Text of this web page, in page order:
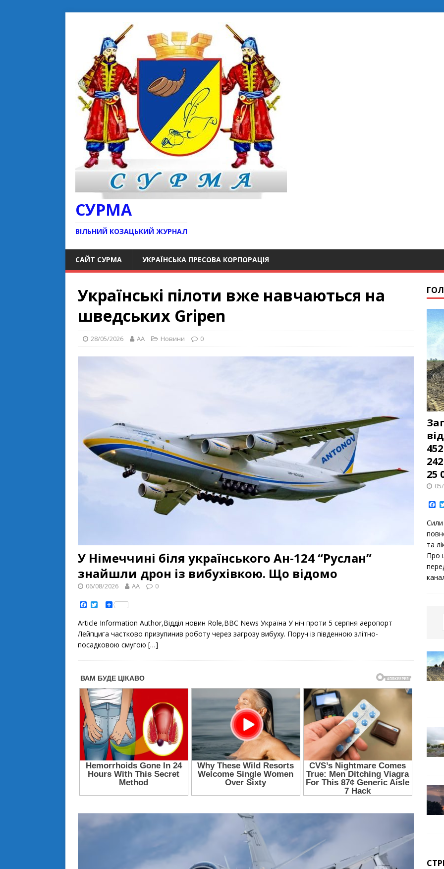
СУРМА
ВІЛЬНИЙ КОЗАЦЬКИЙ ЖУРНАЛ
САЙТ СУРМА УКРАЇНСЬКА ПРЕСОВА КОРПОРАЦІЯ
Українські пілоти вже навчаються на
шведських Gripen
28/05/2026 AA Новини 0
У Німеччині біля українського Ан-124 “Руслан”
знайшли дрон із вибухівкою. Що відомо
06/08/2026 AA 0
a
c
e
b
o
o
t
t
e
r
S
h
r
e
Article Information Author,Відділ новин Role,ВВС News Україна У ніч проти 5 серпня аеропорт
Лейпцига частково призупинив роботу через загрозу вибуху. Поруч із південною злітно-
посадковою смугою […]
25
F
a
e
b
o
o
k
Сили
та
Про